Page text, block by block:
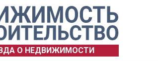
О НЕДВИЖИМОСТИ